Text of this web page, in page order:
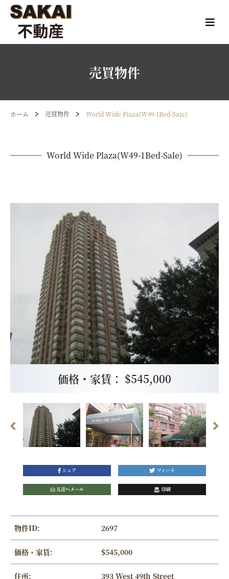
売買物件
ホーム 売買物件 World Wide Plaza(W49-1Bed-Sale)
World Wide Plaza(W49-1Bed-Sale)
価格・家賃： $545,000
シェア ツィート
友達へメール 印刷
物件ID: 2697
価格・家賃: $545,000
住所: 393 West 49th Street